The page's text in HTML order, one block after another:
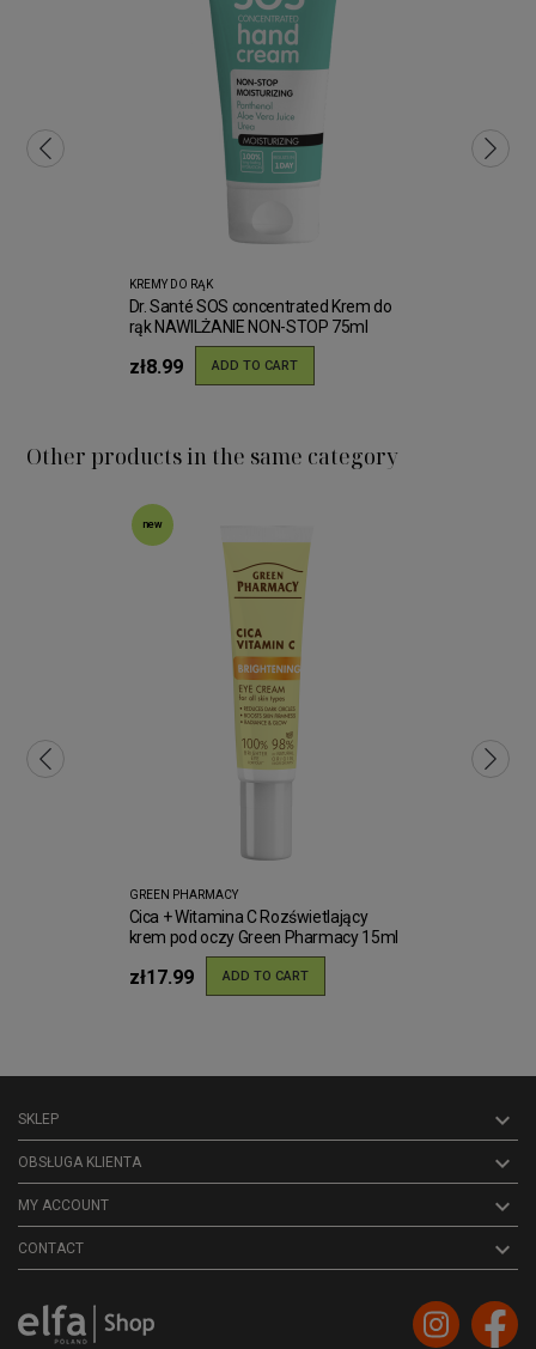
KREMY DO RĄK
Dr. Santé SOS concentrated Krem do
rąk NAWILŻANIE NON-STOP 75ml
zł8.99 ADD TO CART
Other products in the same category
new
GREEN PHARMACY
Cica + Witamina C Rozświetlający
krem pod oczy Green Pharmacy 15ml
zł17.99 ADD TO CART
SKLEP 
OBSŁUGA KLIENTA 
MY ACCOUNT 
CONTACT keyboard_arrow_down